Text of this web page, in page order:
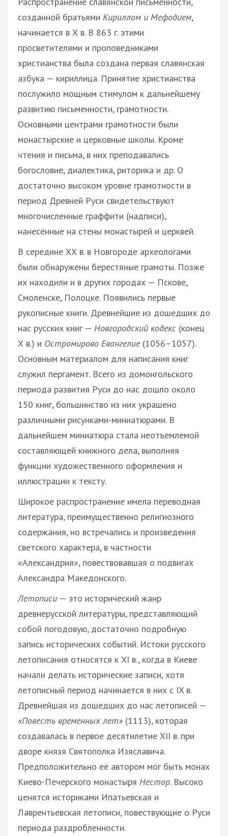
созданной братьями Кириллом и Мефодием,
начинается в Х в. В 863 г. этими
просветителями и проповедниками
христианства была создана первая славянская
азбука — кириллица. Принятие христианства
послужило мощным стимулом к дальнейшему
развитию письменности, грамотности.
Основными центрами грамотности были
монастырские и церковные школы. Кроме
чтения и письма, в них преподавались
богословие, диалектика, риторика и др. О
достаточно высоком уровне грамотности в
период Древней Руси свидетельствуют
многочисленные граффити (надписи),
нанесённые на стены монастырей и церквей.
В середине ХХ в. в Новгороде археологами
были обнаружены берестяные грамоты. Позже
их находили и в других городах — Пскове,
Смоленске, Полоцке. Появились первые
рукописные книги. Древнейшие из дошедших до
нас русских книг — Новгородский кодекс (конец
Х в.) и Остромирово Евангелие (1056–1057).
Основным материалом для написания книг
служил пергамент. Всего из домонгольского
периода развития Руси до нас дошло около
150 книг, большинство из них украшено
различными рисунками-миниатюрами. В
дальнейшем миниатюра стала неотъемлемой
составляющей книжного дела, выполняя
функции художественного оформления и
иллюстрации к тексту.
Широкое распространение имела переводная
литература, преимущественно религиозного
содержания, но встречались и произведения
светского характера, в частности
«Александрия», повествовавшая о подвигах
Александра Македонского.
Летописи — это исторический жанр
древнерусской литературы, представляющий
собой погодовую, достаточно подробную
запись исторических событий. Истоки русского
летописания относятся к XI в., когда в Киеве
начали делать исторические записи, хотя
летописный период начинается в них с IX в.
Древнейшая из дошедших до нас летописей —
«Повесть временных лет» (1113), которая
создавалась в первое десятилетие XII в. при
дворе князя Святополка Изяславича.
Предположительно её автором мог быть монах
Киево-Печерского монастыря Нестор. Высоко
ценятся историками Ипатьевская и
Лаврентьевская летописи, повествующие о Руси
периода раздробленности.